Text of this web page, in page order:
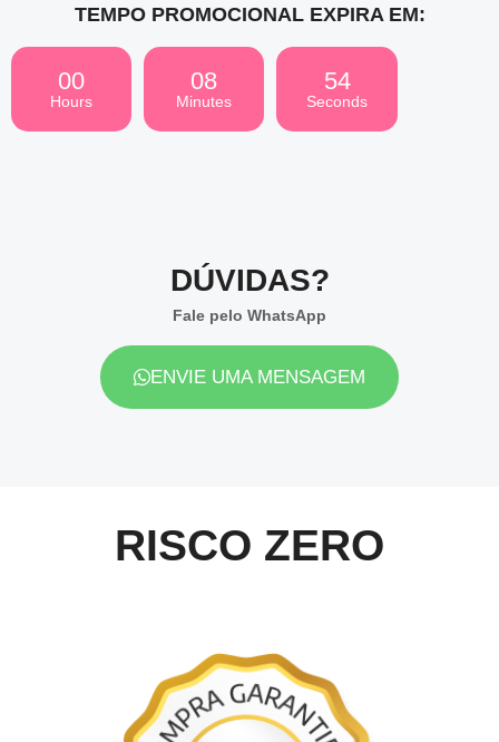
TEMPO PROMOCIONAL EXPIRA EM:
00
Hours
08
Minutes
52
Seconds
DÚVIDAS?
Fale pelo WhatsApp
ENVIE UMA MENSAGEM
RISCO ZERO